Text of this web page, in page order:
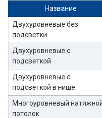
Название
Двухуровневые без
подсветки
Двухуровневые с
подсветкой
Двухуровневые с
подсветкой в нише
Многоуровневый
потолок